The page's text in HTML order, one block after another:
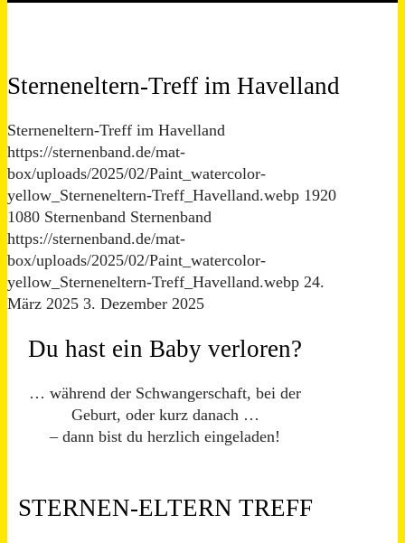
Sterneneltern-Treff im Havelland
Sterneneltern-Treff im Havelland
https://sternenband.de/mat-
box/uploads/2025/02/Paint_watercolor-
yellow_Sterneneltern-Treff_Havelland.webp 1920
1080 Sternenband Sternenband
https://sternenband.de/mat-
box/uploads/2025/02/Paint_watercolor-
yellow_Sterneneltern-Treff_Havelland.webp 24.
März 2025 3. Dezember 2025
Du hast ein Baby verloren?
… während der Schwangerschaft, bei der
Geburt, oder kurz danach …
– dann bist du herzlich eingeladen!
STERNEN-ELTERN TREFF